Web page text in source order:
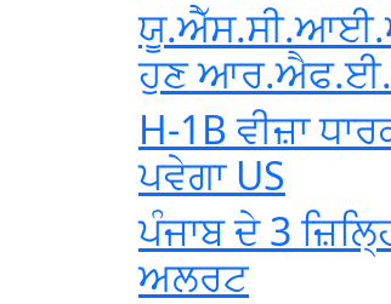
ਹੁਣ ਆਰ.ਐਫ.ਈ.
H-1B ਵੀਜ਼ਾ
ਪਵੇਗਾ US
ਪੰਜਾਬ ਦੇ 3
ਅਲਰਟ